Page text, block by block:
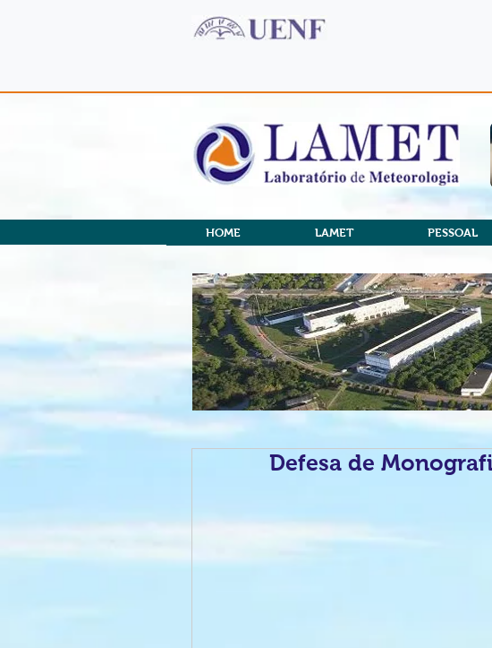
HOME LAMET PESSOAL
Defesa de